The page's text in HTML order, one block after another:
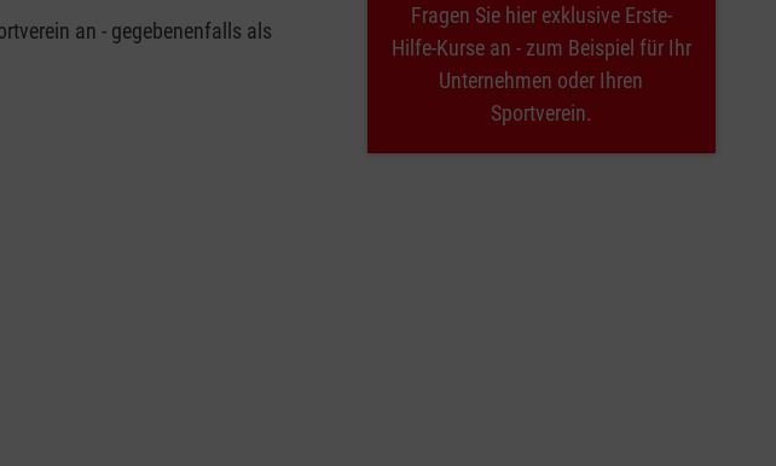
an - gegebenenfalls als
Fragen Sie hier exklusive Erste-
Hilfe-Kurse an - zum Beispiel für Ihr
Unternehmen oder Ihren
Sportverein.